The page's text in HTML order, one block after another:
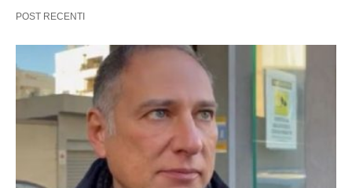
POST RECENTI